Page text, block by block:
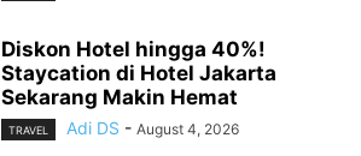
Diskon Hotel hingga 40%!
Staycation di Hotel Jakarta
Sekarang Makin Hemat
TRAVEL Adi DS - August 4, 2026